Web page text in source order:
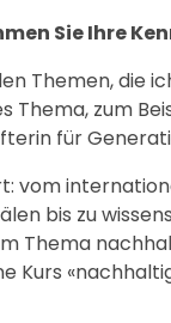
Sie Ihre
Themen, die
Thema, zum
für
vom
bis zu
Thema
Kurs